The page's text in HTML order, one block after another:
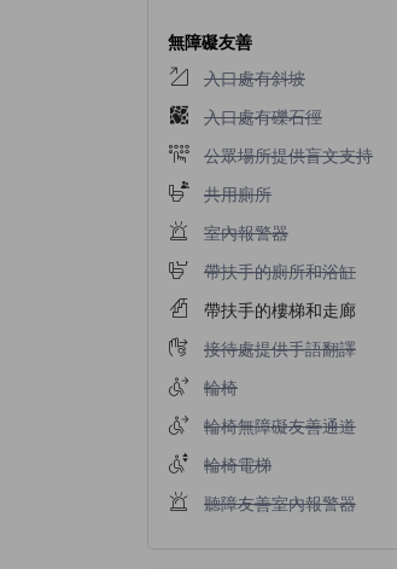
無障礙友善
入口處有斜坡不適用
入口處有斜坡
入口處有礫石徑不適用
入口處有礫石徑
公眾場所提供盲文支持不適用
公眾場所提供盲文支持
共用廁所不適用
共用廁所
室內報警器不適用
室內報警器
帶扶手的廁所和浴缸不適用
帶扶手的廁所和浴缸
帶扶手的樓梯和走廊
接待處提供手語翻譯不適用
接待處提供手語翻譯
輪椅不適用
輪椅
輪椅無障礙友善通道不適用
輪椅無障礙友善通道
輪椅電梯不適用
輪椅電梯
聽障友善室內報警器不適用
聽障友善室內報警器